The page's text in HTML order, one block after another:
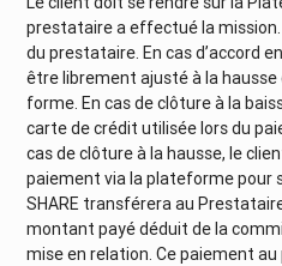
prestataire a effectué la
du prestataire. En cas d’accord
être librement ajusté à la hausse
forme. En cas de clôture à la
carte de crédit utilisée lors du
cas de clôture à la hausse, le
paiement via la plateforme pour
SHARE transférera au
montant payé déduit de la
mise en relation. Ce paiement